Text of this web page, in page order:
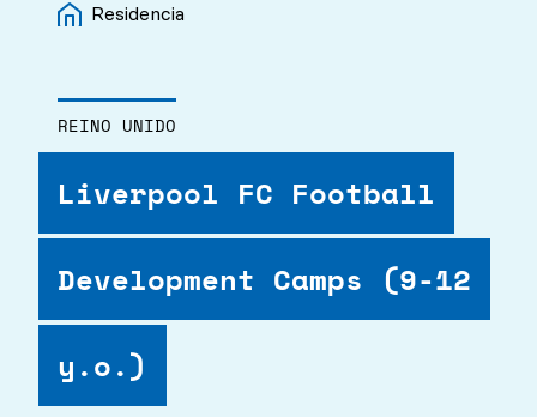
Residencia
REINO UNIDO
Liverpool FC Football
Development Camps (9-12
y.o.)